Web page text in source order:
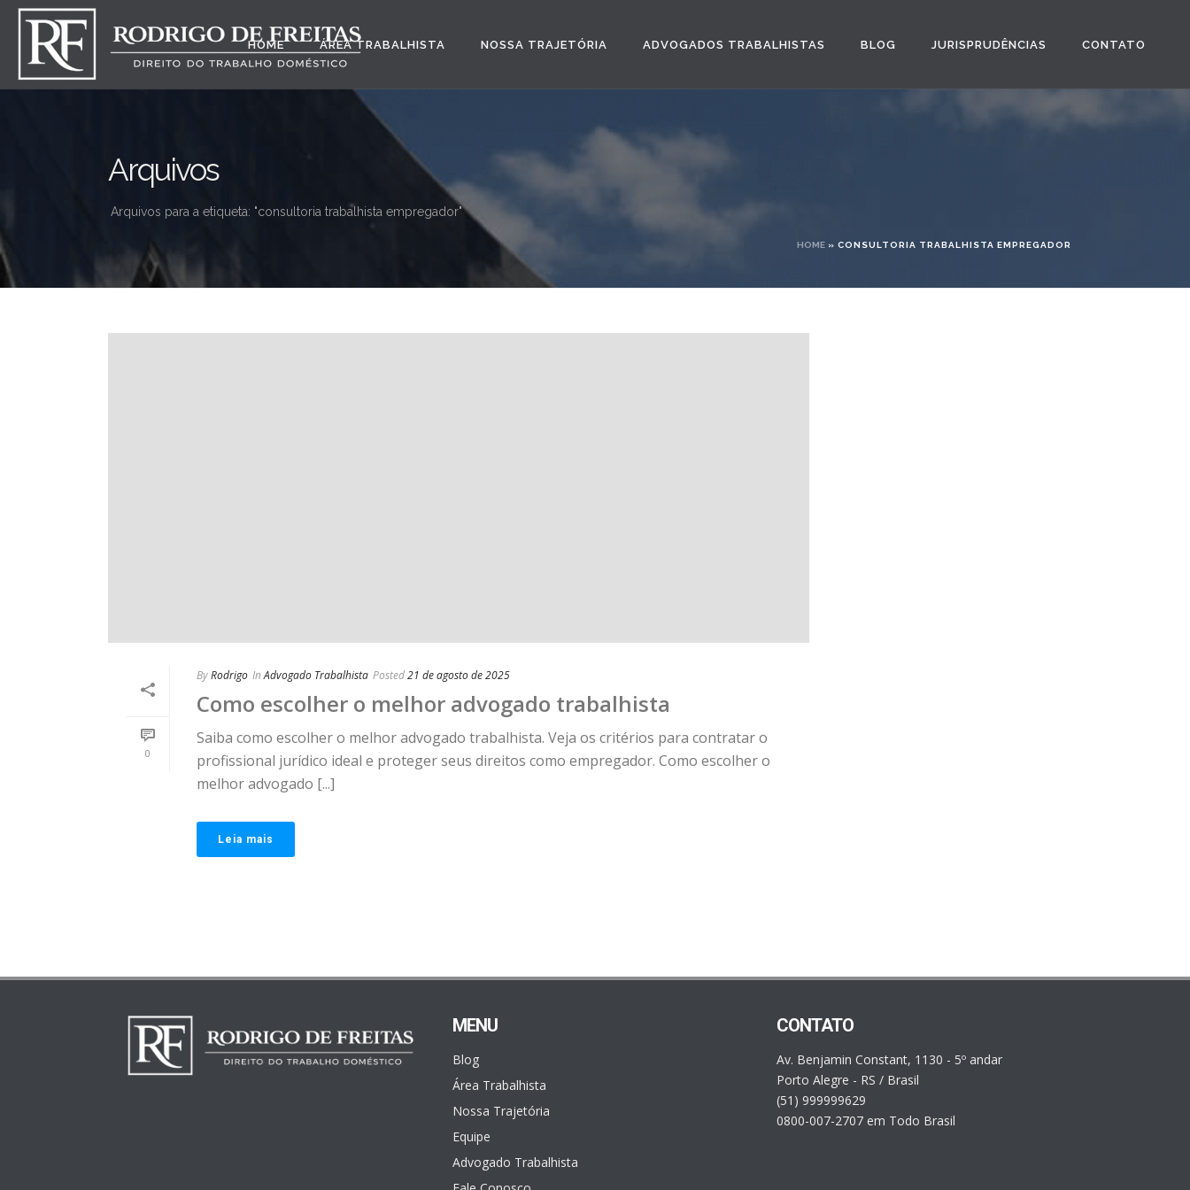
HOME ÁREA TRABALHISTA NOSSA TRAJETÓRIA ADVOGADOS TRABALHISTAS BLOG JURISPRUDÊNCIAS CONTATO
Arquivos
Arquivos para a etiqueta: "consultoria trabalhista empregador"
HOME » CONSULTORIA TRABALHISTA EMPREGADOR
0
ByRodrigo In Advogado Trabalhista Posted21 de agosto de 2025
Como escolher o melhor advogado trabalhista
Saiba como escolher o melhor advogado trabalhista. Veja os critérios para contratar o
profissional jurídico ideal e proteger seus direitos como empregador. Como escolher o
melhor advogado [...]
Leia mais
MENU
Blog
Área Trabalhista
Nossa Trajetória
Equipe
Advogado Trabalhista
CONTATO
Av. Benjamin Constant, 1130 - 5º andar
Porto Alegre - RS / Brasil
(51) 999999629
0800-007-2707 em Todo Brasil